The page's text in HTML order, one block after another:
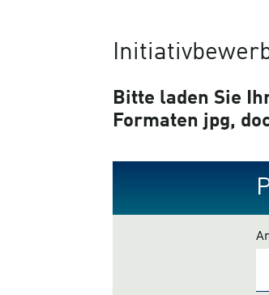
Bitte laden Sie
Formaten jpg,